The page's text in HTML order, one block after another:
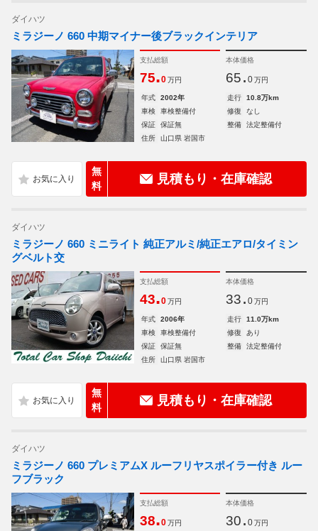
ダイハツ
ミラジーノ 660 中期マイナー後ブラックインテリア
支払総額
75.0 万円
本体価格
65. 0 万円
年式 2002年 走行
10.8万km
車検
車検整備付 修復
なし
保証
保証無 整備
法定整備付
住所
山口県 岩国市
無
料
見積もり・在庫確認
ダイハツ
ミラジーノ 660 ミニライト 純正アルミ/純正エアロ/タイミン
グベルト交
支払総額
43.0 万円
本体価格
33. 0 万円
年式 2006年 走行
11.0万km
車検
車検整備付 修復
あり
保証
保証無 整備
法定整備付
住所
山口県 岩国市
無
料
見積もり・在庫確認
ダイハツ
ミラジーノ 660 プレミアムX ルーフリヤスポイラー付き ルー
フブラック
支払総額
38.0 万円
本体価格
30. 0 万円